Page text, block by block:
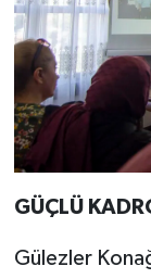
GÜÇLÜ
Gülezler